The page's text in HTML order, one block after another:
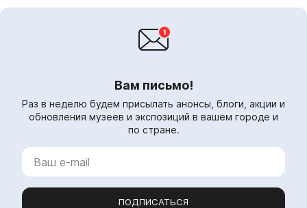
Вам письмо!
Раз в неделю будем присылать анонсы, блоги, акции и
обновления музеев и экспозиций в вашем городе и
по стране.
ПОДПИСАТЬСЯ